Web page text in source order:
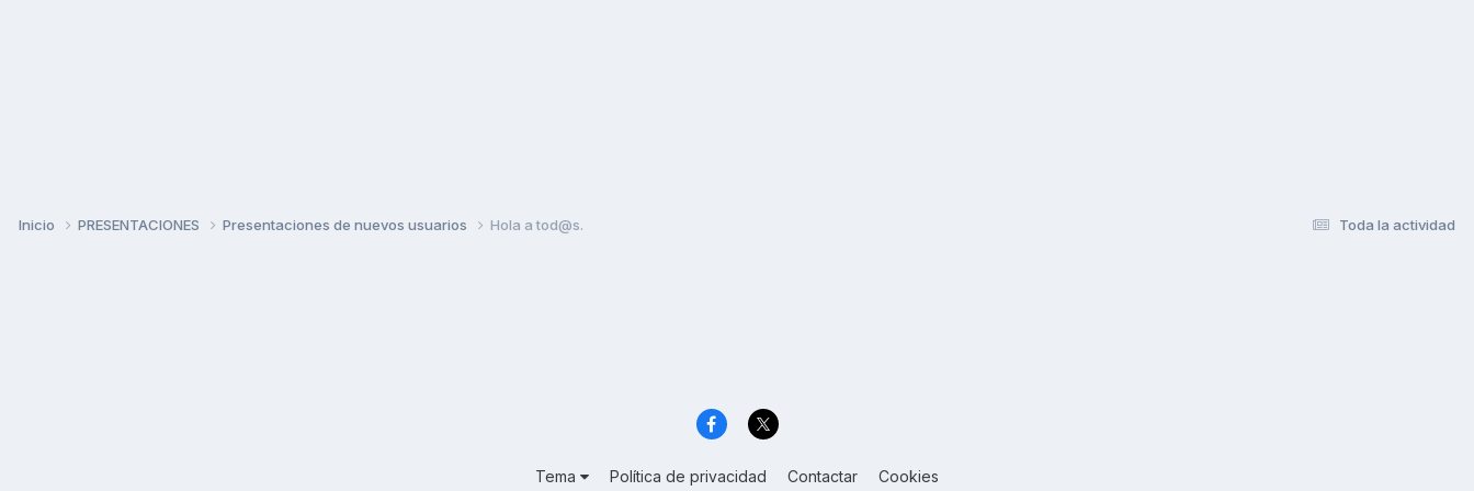
Toda la actividad
Inicio PRESENTACIONES Presentaciones de nuevos usuarios Hola a tod@s.
Tema Política de privacidad Contactar Cookies